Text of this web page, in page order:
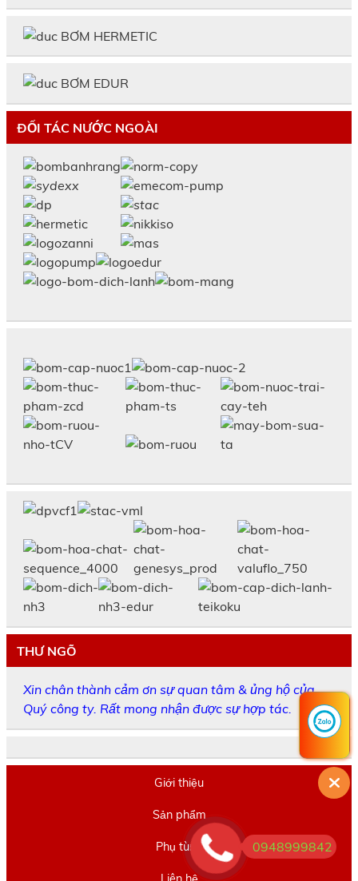
BƠM HERMETIC
BƠM EDUR
ĐỐI TÁC NƯỚC NGOÀI
THƯ NGÕ
Xin chân thành cảm ơn sự quan tâm & ủng hộ của
Quý công ty. Rất mong nhận được sự hợp tác.
Giới thiệu
Sản phẩm
Phụ tùng 0948999842